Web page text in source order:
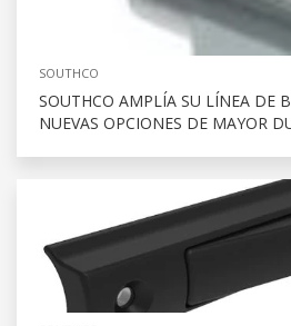
SOUTHCO
SOUTHCO AMPLÍA SU LÍNEA DE
NUEVAS OPCIONES DE MAYOR